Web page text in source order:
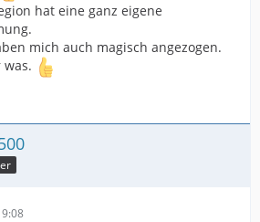
hat eine ganz eigene
mich auch magisch angezogen.